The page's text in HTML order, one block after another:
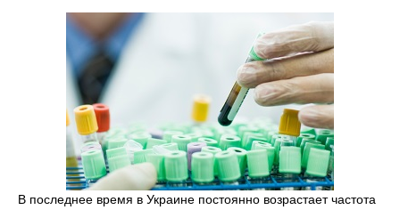
В последнее время в Украине постоянно возрастает частота